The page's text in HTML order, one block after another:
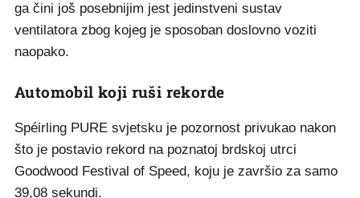
ga čini još posebnijim jest jedinstveni sustav
ventilatora zbog kojeg je sposoban doslovno voziti
naopako.
Automobil koji ruši rekorde
Spéirling PURE svjetsku je pozornost privukao nakon
što je postavio rekord na poznatoj brdskoj utrci
Goodwood Festival of Speed, koju je završio za samo
39,08 sekundi.